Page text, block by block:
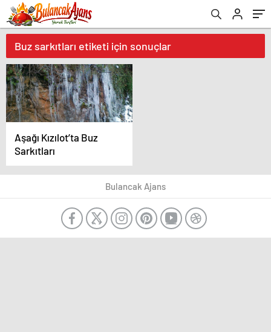
Buz sarkıtları etiketi için sonuçlar
Aşağı Kızılot’ta Buz
Sarkıtları
Bulancak Ajans